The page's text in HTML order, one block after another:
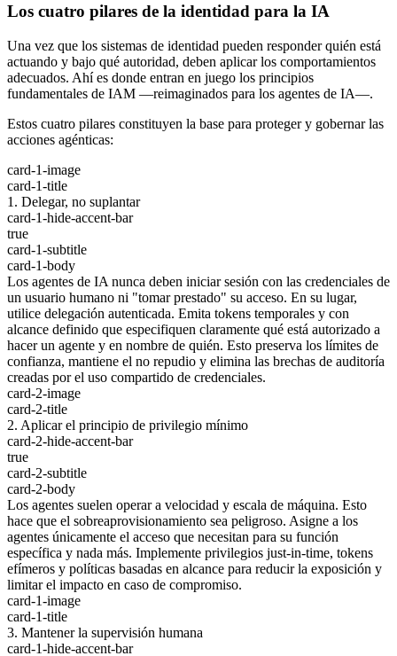
Los cuatro pilares de la identidad para la IA
Una vez que los sistemas de identidad pueden responder quién está
actuando y bajo qué autoridad, deben aplicar los comportamientos
adecuados. Ahí es donde entran en juego los principios
fundamentales de IAM —reimaginados para los agentes de IA—.
Estos cuatro pilares constituyen la base para proteger y gobernar las
acciones agénticas:
card-1-image
card-1-title
1. Delegar, no suplantar
card-1-hide-accent-bar
true
card-1-subtitle
card-1-body
Los agentes de IA nunca deben iniciar sesión con las credenciales de
un usuario humano ni "tomar prestado" su acceso. En su lugar,
utilice delegación autenticada. Emita tokens temporales y con
alcance definido que especifiquen claramente qué está autorizado a
hacer un agente y en nombre de quién. Esto preserva los límites de
confianza, mantiene el no repudio y elimina las brechas de auditoría
creadas por el uso compartido de credenciales.
card-2-image
card-2-title
2. Aplicar el principio de privilegio mínimo
card-2-hide-accent-bar
true
card-2-subtitle
card-2-body
Los agentes suelen operar a velocidad y escala de máquina. Esto
hace que el sobreaprovisionamiento sea peligroso. Asigne a los
agentes únicamente el acceso que necesitan para su función
específica y nada más. Implemente privilegios just-in-time, tokens
efímeros y políticas basadas en alcance para reducir la exposición y
limitar el impacto en caso de compromiso.
card-1-image
card-1-title
3. Mantener la supervisión humana
card-1-hide-accent-bar